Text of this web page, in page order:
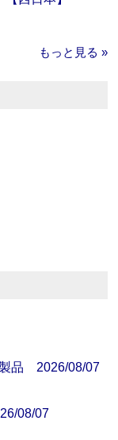
もっと見る »
製品 2026/08/07
08/07